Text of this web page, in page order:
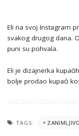
Eli na svoj Instagram
svakog drugog dana.
puni su pohvala.
Eli je dizajnerka
bolje prodao kupaći
TAGS: